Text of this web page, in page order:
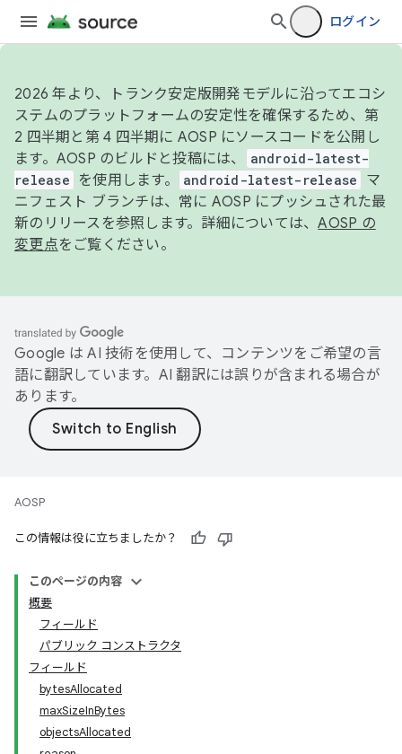
ログイン
2026 年より、トランク安定版開発モデルに沿ってエコシ
ステムのプラットフォームの安定性を確保するため、第
2 四半期と第 4 四半期に AOSP にソースコードを公開し
ます。AOSP のビルドと投稿には、
android-latest-
release
を使用します。 android-latest-release
マ
ニフェスト ブランチは、常に AOSP にプッシュされた最
新のリリースを参照します。詳細については、AOSP の
変更点をご覧ください。
Google は AI 技術を使用して、コンテンツをご希望の言
語に翻訳しています。AI 翻訳には誤りが含まれる場合が
あります。
AOSP
この情報は役に立ちましたか？
このページの内容
概要
フィールド
パブリック コンストラクタ
フィールド
bytesAllocated
maxSizeInBytes
objectsAllocated